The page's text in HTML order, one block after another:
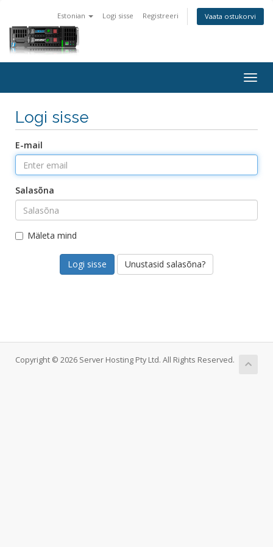
Estonian Logi sisse Registreeri Vaata ostukorvi
Logi sisse
E-mail
Salasõna
Mäleta mind
Unustasid salasõna?
Copyright © 2026 Server Hosting Pty Ltd. All Rights Reserved.